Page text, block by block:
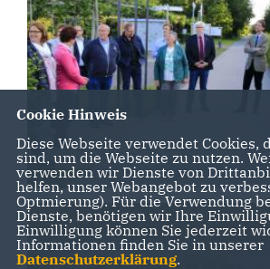
Cookie Hinweis
Diese Webseite verwendet Cookies,
sind, um die Webseite zu nutzen.
verwenden wir Dienste von
helfen, unser Webangebot zu
Optmierung). Für die Verwendung
Dienste, benötigen wir Ihre
Einwilligung können Sie jederzeit
Informationen finden Sie in unserer
Datenschutzerklärung.